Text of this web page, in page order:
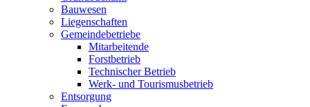
Bauwesen
Liegenschaften
Gemeindebetriebe
Mitarbeitende
Forstbetrieb
Technischer Betrieb
Werk- und Tourismusbetrieb
Entsorgung